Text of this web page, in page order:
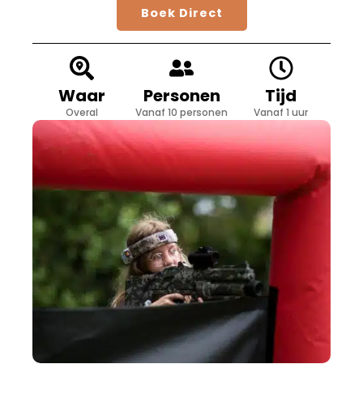
Boek Direct
Waar
Overal
Personen
Vanaf 10 personen
Tijd
Vanaf 1 uur